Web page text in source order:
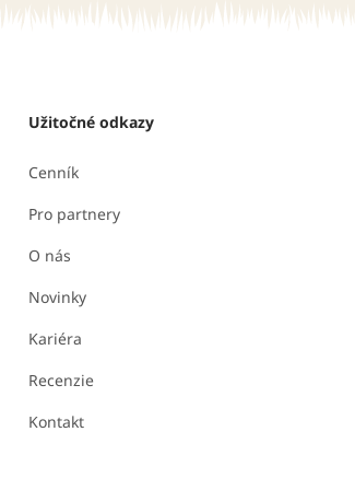
Užitočné odkazy
Cenník
Pro partnery
O nás
Novinky
Kariéra
Recenzie
Kontakt